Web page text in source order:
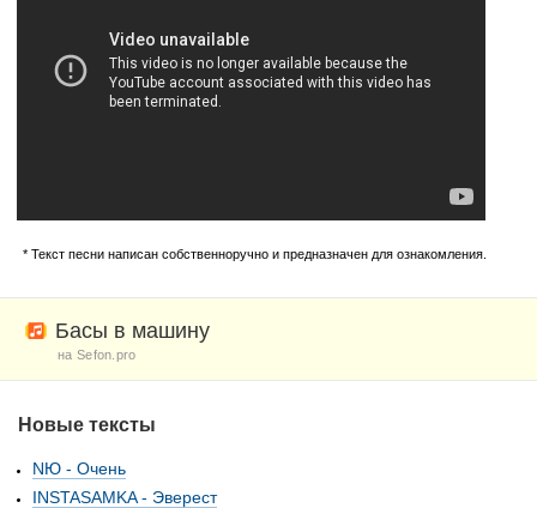
* Текст песни написан собственноручно и предназначен для ознакомления.
Басы в машину
на Sefon.pro
Новые тексты
NЮ - Очень
INSTASAMKA - Эверест